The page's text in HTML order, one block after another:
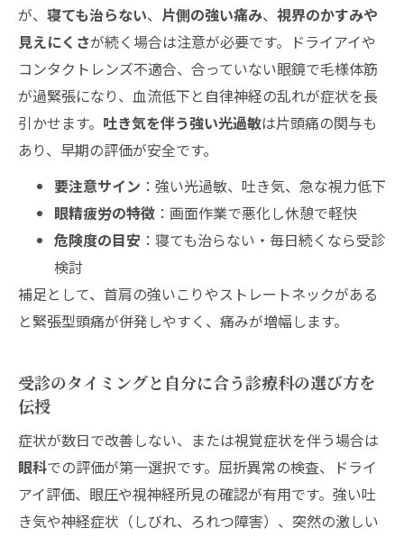
が、 寝ても治らない、 片側の強い痛み、 視界のかすみや
見えにくさが続く場合は注意が必要です。ドライアイや
コンタクトレンズ不適合、合っていない眼鏡で毛様体筋
が過緊張になり、血流低下と自律神経の乱れが症状を長
引かせます。 吐き気を伴う強い光過敏は片頭痛の関与も
あり、早期の評価が安全です。
要注意サイン ：強い光過敏、吐き気、急な視力低下
眼精疲労の特徴 ：画面作業で悪化し休憩で軽快
危険度の目安 ：寝ても治らない・毎日続くなら受診
検討
補足として、首肩の強いこりやストレートネックがある
と緊張型頭痛が併発しやすく、痛みが増幅します。
受診のタイミングと自分に合う診療科の選び方を
伝授
症状が数日で改善しない、または視覚症状を伴う場合は
眼科での評価が第一選択です。屈折異常の検査、ドライ
アイ評価、眼圧や視神経所見の確認が有用です。強い吐
き気や神経症状（しびれ、ろれつ障害）、突然の激しい